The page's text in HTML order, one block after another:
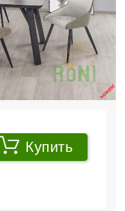
Купить